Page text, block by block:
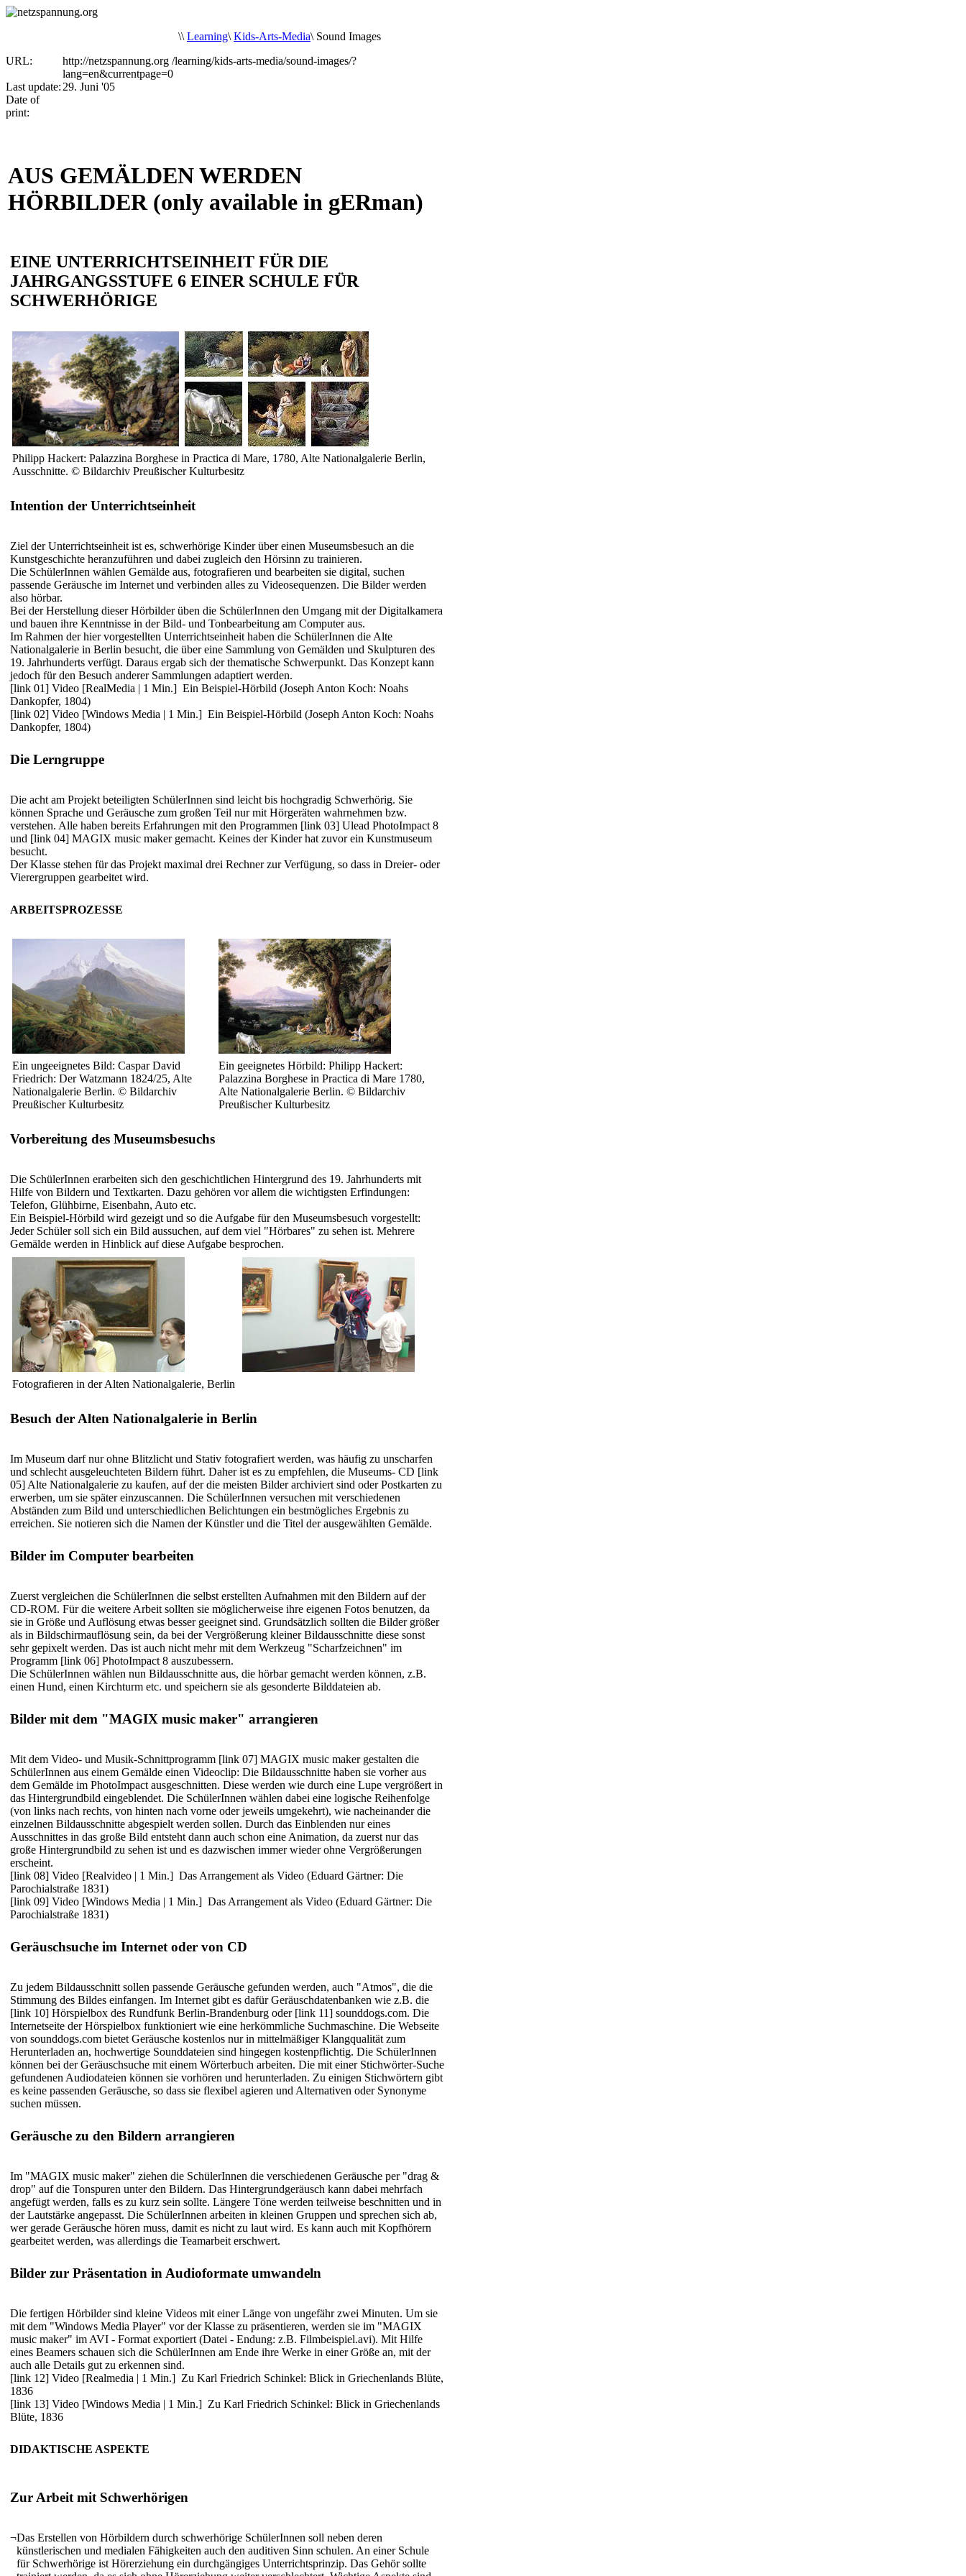
\\ Learning\ Kids-Arts-Media\ Sound Images
URL:
http://netzspannung.org /learning/kids-arts-media/sound-images/?
lang=en&currentpage=0
Last update: 29. Juni '05
Date of
print:
AUS GEMÄLDEN WERDEN
HÖRBILDER (only available in gERman)
EINE UNTERRICHTSEINHEIT FÜR DIE
JAHRGANGSSTUFE 6 EINER SCHULE FÜR
SCHWERHÖRIGE
Philipp Hackert: Palazzina Borghese in Practica di Mare, 1780, Alte Nationalgalerie Berlin,
Ausschnitte. © Bildarchiv Preußischer Kulturbesitz
Intention der Unterrichtseinheit
Ziel der Unterrichtseinheit ist es, schwerhörige Kinder über einen Museumsbesuch an die
Kunstgeschichte heranzuführen und dabei zugleich den Hörsinn zu trainieren.
Die SchülerInnen wählen Gemälde aus, fotografieren und bearbeiten sie digital, suchen
passende Geräusche im Internet und verbinden alles zu Videosequenzen. Die Bilder werden
also hörbar.
Bei der Herstellung dieser Hörbilder üben die SchülerInnen den Umgang mit der Digitalkamera
und bauen ihre Kenntnisse in der Bild- und Tonbearbeitung am Computer aus.
Im Rahmen der hier vorgestellten Unterrichtseinheit haben die SchülerInnen die Alte
Nationalgalerie in Berlin besucht, die über eine Sammlung von Gemälden und Skulpturen des
19. Jahrhunderts verfügt. Daraus ergab sich der thematische Schwerpunkt. Das Konzept kann
jedoch für den Besuch anderer Sammlungen adaptiert werden.
[link 01] Video [RealMedia | 1 Min.] Ein Beispiel-Hörbild (Joseph Anton Koch: Noahs
Dankopfer, 1804)
[link 02] Video [Windows Media | 1 Min.] Ein Beispiel-Hörbild (Joseph Anton Koch: Noahs
Dankopfer, 1804)
Die Lerngruppe
Die acht am Projekt beteiligten SchülerInnen sind leicht bis hochgradig Schwerhörig. Sie
können Sprache und Geräusche zum großen Teil nur mit Hörgeräten wahrnehmen bzw.
verstehen. Alle haben bereits Erfahrungen mit den Programmen [link 03] Ulead PhotoImpact 8
und [link 04] MAGIX music makergemacht. Keines der Kinder hat zuvor ein Kunstmuseum
besucht.
Der Klasse stehen für das Projekt maximal drei Rechner zur Verfügung, so dass in Dreier- oder
Vierergruppen gearbeitet wird.
ARBEITSPROZESSE
Ein ungeeignetes Bild: Caspar David
Friedrich: Der Watzmann 1824/25, Alte
Nationalgalerie Berlin. © Bildarchiv
Preußischer Kulturbesitz
Ein geeignetes Hörbild: Philipp Hackert:
Palazzina Borghese in Practica di Mare 1780,
Alte Nationalgalerie Berlin. © Bildarchiv
Preußischer Kulturbesitz
Vorbereitung des Museumsbesuchs
Die SchülerInnen erarbeiten sich den geschichtlichen Hintergrund des 19. Jahrhunderts mit
Hilfe von Bildern und Textkarten. Dazu gehören vor allem die wichtigsten Erfindungen:
Telefon, Glühbirne, Eisenbahn, Auto etc.
Ein Beispiel-Hörbild wird gezeigt und so die Aufgabe für den Museumsbesuch vorgestellt:
Jeder Schüler soll sich ein Bild aussuchen, auf dem viel "Hörbares" zu sehen ist. Mehrere
Gemälde werden in Hinblick auf diese Aufgabe besprochen.
Fotografieren in der Alten Nationalgalerie, Berlin
Besuch der Alten Nationalgalerie in Berlin
Im Museum darf nur ohne Blitzlicht und Stativ fotografiert werden, was häufig zu unscharfen
und schlecht ausgeleuchteten Bildern führt. Daher ist es zu empfehlen, die Museums- CD [link
05] Alte Nationalgalerie zu kaufen, auf der die meisten Bilder archiviert sind oder Postkarten zu
erwerben, um sie später einzuscannen. Die SchülerInnen versuchen mit verschiedenen
Abständen zum Bild und unterschiedlichen Belichtungen ein bestmögliches Ergebnis zu
erreichen. Sie notieren sich die Namen der Künstler und die Titel der ausgewählten Gemälde.
Bilder im Computer bearbeiten
Zuerst vergleichen die SchülerInnen die selbst erstellten Aufnahmen mit den Bildern auf der
CD-ROM. Für die weitere Arbeit sollten sie möglicherweise ihre eigenen Fotos benutzen, da
sie in Größe und Auflösung etwas besser geeignet sind. Grundsätzlich sollten die Bilder größer
als in Bildschirmauflösung sein, da bei der Vergrößerung kleiner Bildausschnitte diese sonst
sehr gepixelt werden. Das ist auch nicht mehr mit dem Werkzeug "Scharfzeichnen" im
Programm [link 06] PhotoImpact 8 auszubessern.
Die SchülerInnen wählen nun Bildausschnitte aus, die hörbar gemacht werden können, z.B.
einen Hund, einen Kirchturm etc. und speichern sie als gesonderte Bilddateien ab.
Bilder mit dem "MAGIX music maker" arrangieren
Mit dem Video- und Musik-Schnittprogramm [link 07] MAGIX music makergestalten die
SchülerInnen aus einem Gemälde einen Videoclip: Die Bildausschnitte haben sie vorher aus
dem Gemälde im PhotoImpact ausgeschnitten. Diese werden wie durch eine Lupe vergrößert in
das Hintergrundbild eingeblendet. Die SchülerInnen wählen dabei eine logische Reihenfolge
(von links nach rechts, von hinten nach vorne oder jeweils umgekehrt), wie nacheinander die
einzelnen Bildausschnitte abgespielt werden sollen. Durch das Einblenden nur eines
Ausschnittes in das große Bild entsteht dann auch schon eine Animation, da zuerst nur das
große Hintergrundbild zu sehen ist und es dazwischen immer wieder ohne Vergrößerungen
erscheint.
[link 08] Video [Realvideo | 1 Min.] Das Arrangement als Video (Eduard Gärtner: Die
Parochialstraße 1831)
[link 09] Video [Windows Media | 1 Min.] Das Arrangement als Video (Eduard Gärtner: Die
Parochialstraße 1831)
Geräuschsuche im Internet oder von CD
Zu jedem Bildausschnitt sollen passende Geräusche gefunden werden, auch "Atmos", die die
Stimmung des Bildes einfangen. Im Internet gibt es dafür Geräuschdatenbanken wie z.B. die
[link 10] Hörspielbox des Rundfunk Berlin-Brandenburg oder [link 11] sounddogs.com. Die
Internetseite der Hörspielbox funktioniert wie eine herkömmliche Suchmaschine. Die Webseite
von sounddogs.com bietet Geräusche kostenlos nur in mittelmäßiger Klangqualität zum
Herunterladen an, hochwertige Sounddateien sind hingegen kostenpflichtig. Die SchülerInnen
können bei der Geräuschsuche mit einem Wörterbuch arbeiten. Die mit einer Stichwörter-Suche
gefundenen Audiodateien können sie vorhören und herunterladen. Zu einigen Stichwörtern gibt
es keine passenden Geräusche, so dass sie flexibel agieren und Alternativen oder Synonyme
suchen müssen.
Geräusche zu den Bildern arrangieren
Im "MAGIX music maker" ziehen die SchülerInnen die verschiedenen Geräusche per "drag &
drop" auf die Tonspuren unter den Bildern. Das Hintergrundgeräusch kann dabei mehrfach
angefügt werden, falls es zu kurz sein sollte. Längere Töne werden teilweise beschnitten und in
der Lautstärke angepasst. Die SchülerInnen arbeiten in kleinen Gruppen und sprechen sich ab,
wer gerade Geräusche hören muss, damit es nicht zu laut wird. Es kann auch mit Kopfhörern
gearbeitet werden, was allerdings die Teamarbeit erschwert.
Bilder zur Präsentation in Audioformate umwandeln
Die fertigen Hörbilder sind kleine Videos mit einer Länge von ungefähr zwei Minuten. Um sie
mit dem "Windows Media Player" vor der Klasse zu präsentieren, werden sie im "MAGIX
music maker" im AVI - Format exportiert (Datei - Endung: z.B. Filmbeispiel.avi). Mit Hilfe
eines Beamers schauen sich die SchülerInnen am Ende ihre Werke in einer Größe an, mit der
auch alle Details gut zu erkennen sind.
[link 12] Video [Realmedia | 1 Min.] Zu Karl Friedrich Schinkel: Blick in Griechenlands Blüte,
1836
[link 13] Video [Windows Media | 1 Min.] Zu Karl Friedrich Schinkel: Blick in Griechenlands
Blüte, 1836
DIDAKTISCHE ASPEKTE
Zur Arbeit mit Schwerhörigen
¬Das Erstellen von Hörbildern durch schwerhörige SchülerInnen soll neben deren
künstlerischen und medialen Fähigkeiten auch den auditiven Sinn schulen. An einer Schule
für Schwerhörige ist Hörerziehung ein durchgängiges Unterrichtsprinzip. Das Gehör sollte